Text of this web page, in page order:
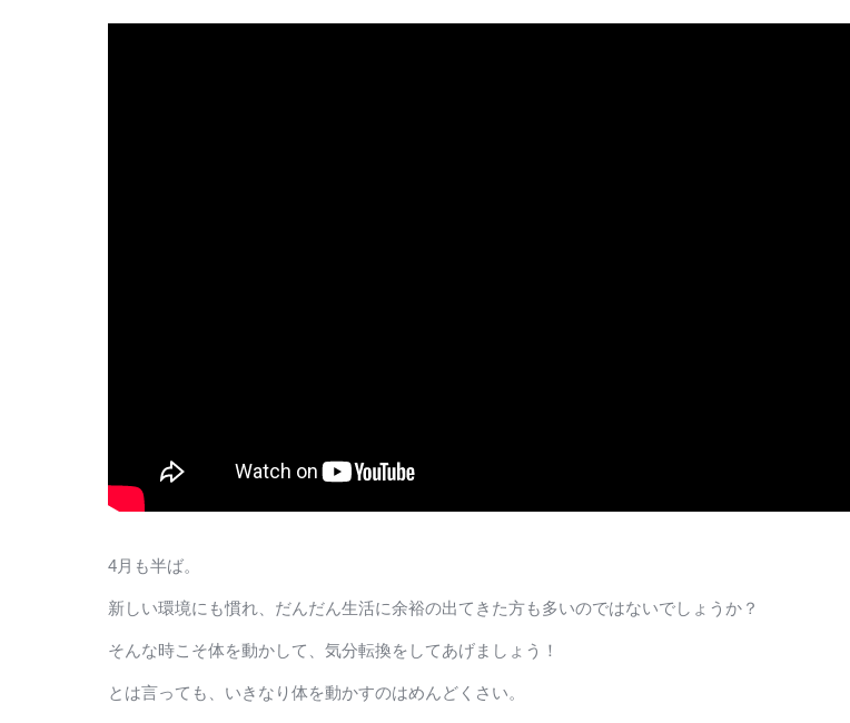
4月も半ば。
新しい環境にも慣れ、だんだん生活に余裕の出てきた方も多いのではないでしょうか？
そんな時こそ体を動かして、気分転換をしてあげましょう！
とは言っても、いきなり体を動かすのはめんどくさい。